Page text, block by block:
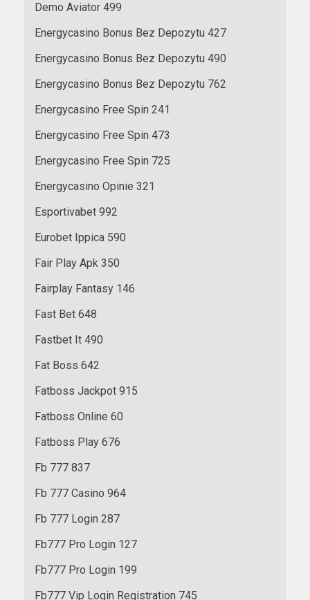
Demo Aviator 499
Energycasino Bonus Bez Depozytu 427
Energycasino Bonus Bez Depozytu 490
Energycasino Bonus Bez Depozytu 762
Energycasino Free Spin 241
Energycasino Free Spin 473
Energycasino Free Spin 725
Energycasino Opinie 321
Esportivabet 992
Eurobet Ippica 590
Fair Play Apk 350
Fairplay Fantasy 146
Fast Bet 648
Fastbet It 490
Fat Boss 642
Fatboss Jackpot 915
Fatboss Online 60
Fatboss Play 676
Fb 777 837
Fb 777 Casino 964
Fb 777 Login 287
Fb777 Pro Login 127
Fb777 Pro Login 199
Fb777 Vip Login Registration 745